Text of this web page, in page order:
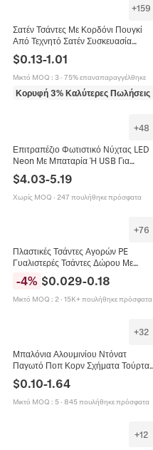
+159
Σατέν Τσάντες Με Κορδόνι Πουγκί
Από Τεχνητό Σατέν Συσκευασία
Δώρου Κοσμημάτων Λείο
Γυαλιστερό Για Γάμο Πάρτι
$0.13-1.01
Μικτό MOQ : 3· 75% επαναπαραγγέλθηκε
Κορυφή 3% Καλύτερες Πωλήσεις
+48
Επιτραπέζιο Φωτιστικό Νύχτας LED
Neon Με Μπαταρία Ή USB Για
Διακόσμηση Σπιτιού
Κρεβατοκάμαρας Πάρτι Γάμου
Φωτιστικό
$4.03-5.19
Χωρίς MOQ · 247 πουλήθηκε πρόσφατα
+76
Πλαστικές Τσάντες Αγορών PE
Γυαλιστερές Τσάντες Δώρου Με
Λαβή Die Cut Για Μπουτίκ
Κατάστημα Ρούχων Δώρα Πάρτι
Ανθεκτικές
-4% $0.029-0.18
Μικτό MOQ : 2· 15K+ πουλήθηκε πρόσφατα
+32
Μπαλόνια Αλουμινίου Ντόνατ
Παγωτό Ποπ Κορν Σχήματα Τούρτας
Γενεθλίων Γιορτή Παιδιών Θέμα
Γλυκών
$0.10-1.64
Μικτό MOQ : 5· 845 πουλήθηκε πρόσφατα
+12